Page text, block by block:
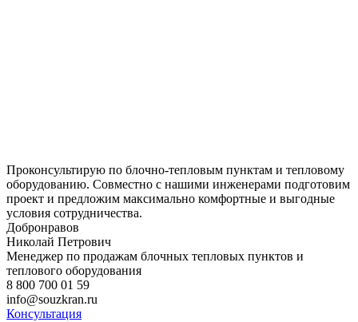
Проконсультирую по блочно-тепловым пунктам и тепловому
оборудованию. Совместно с нашими инженерами подготовим
проект и предложим максимально комфортные и выгодные
условия сотрудничества.
Добронравов
Николай Петрович
Менеджер по продажам блочных тепловых пунктов и
теплового оборудования
8 800 700 01 59
info@souzkran.ru
Консультация